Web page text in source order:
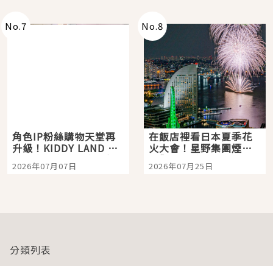
No.7
角色IP粉絲購物天堂再
升級！KIDDY LAND 原
宿店吉伊卡哇迎客，新
開幕 OMOKADO 店3分
2026年07月07日
No.8
在飯店裡看日本夏季花
火大會！星野集團煙火
景觀飯店6選，讓你不用
人擠人悠閒欣賞
2026年07月25日
分類列表